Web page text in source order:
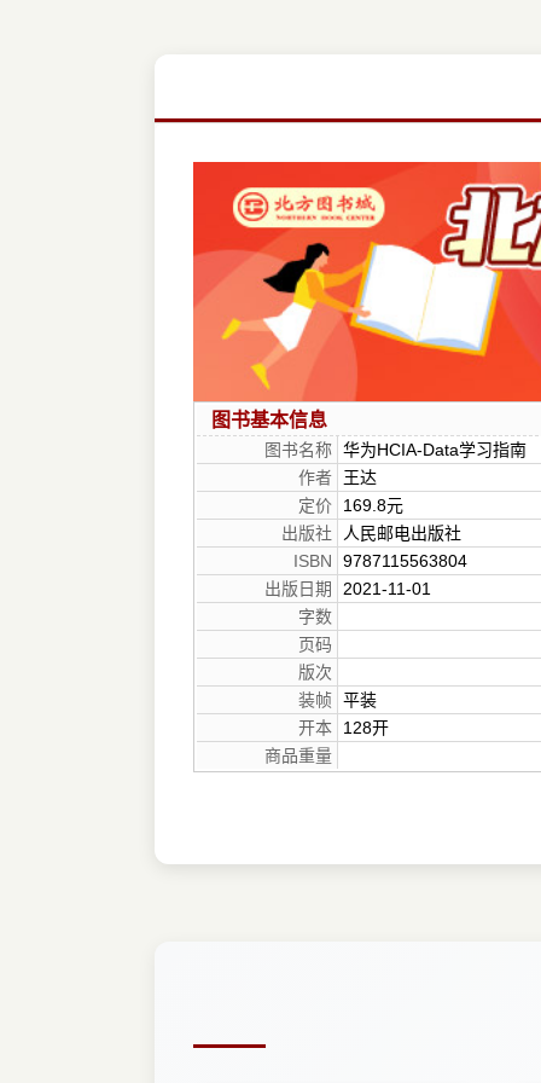
图书基本信息
图书名称 华为HCIA-Data学习指南
作者
王达
定价
169.8元
出版社
人民邮电出版社
ISBN
9787115563804
出版日期
2021-11-01
字数
页码
版次
装帧 平装
开本
128开
商品重量